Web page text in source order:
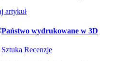
artykuł
Państwo wydrukowane w 3D
Sztuka Recenzje